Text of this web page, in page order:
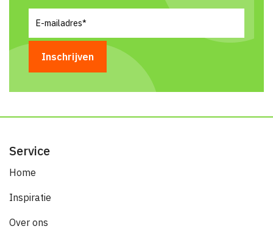
mailadres(Vereist)
Service
Home
Inspiratie
Over ons